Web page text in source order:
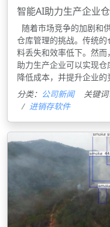
智能AI助力生产企业
随着市场竞争的加剧和
仓库管理的挑战。传统
料丢失和效率低下。然而
助力生产企业可以实现仓
降低成本，并提升企业的
分类： 公司新闻 关键词
进销存软件